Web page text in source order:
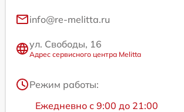
info@re-melitta.ru
ул. Свободы, 16
Адрес сервисного центра Melitta
Режим работы:
Ежедневно с 9:00 до 21:00